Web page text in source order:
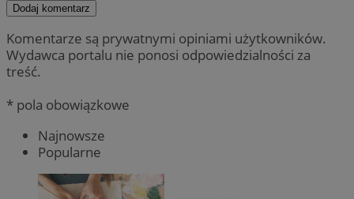
Dodaj komentarz
Komentarze są prywatnymi opiniami użytkowników.
Wydawca portalu nie ponosi odpowiedzialności za
treść.
* pola obowiązkowe
Najnowsze
Popularne